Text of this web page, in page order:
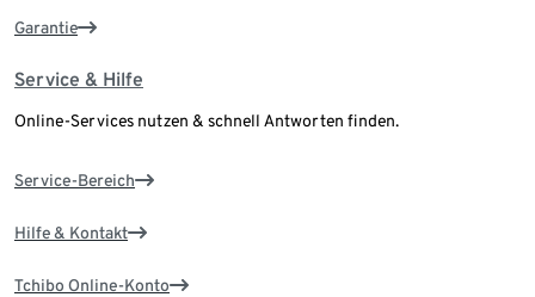
Garantie
Service & Hilfe
Online-Services nutzen & schnell Antworten finden.
Service-Bereich
Hilfe & Kontakt
Tchibo Online-Konto